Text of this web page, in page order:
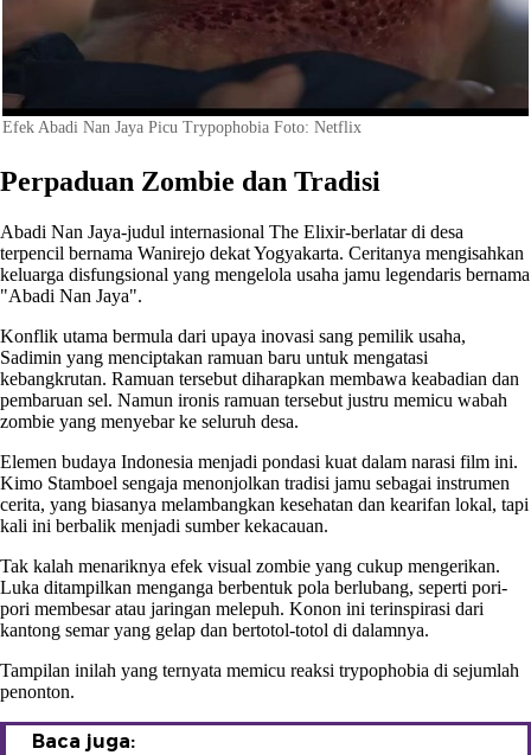
Efek Abadi Nan Jaya Picu Trypophobia Foto: Netflix
Perpaduan Zombie dan Tradisi
Abadi Nan Jaya-judul internasional The Elixir-berlatar di desa
terpencil bernama Wanirejo dekat Yogyakarta. Ceritanya mengisahkan
keluarga disfungsional yang mengelola usaha jamu legendaris bernama
"Abadi Nan Jaya".
Konflik utama bermula dari upaya inovasi sang pemilik usaha,
Sadimin yang menciptakan ramuan baru untuk mengatasi
kebangkrutan. Ramuan tersebut diharapkan membawa keabadian dan
pembaruan sel. Namun ironis ramuan tersebut justru memicu wabah
zombie yang menyebar ke seluruh desa.
Elemen budaya Indonesia menjadi pondasi kuat dalam narasi film ini.
Kimo Stamboel sengaja menonjolkan tradisi jamu sebagai instrumen
cerita, yang biasanya melambangkan kesehatan dan kearifan lokal, tapi
kali ini berbalik menjadi sumber kekacauan.
Tak kalah menariknya efek visual zombie yang cukup mengerikan.
Luka ditampilkan menganga berbentuk pola berlubang, seperti pori-
pori membesar atau jaringan melepuh. Konon ini terinspirasi dari
kantong semar yang gelap dan bertotol-totol di dalamnya.
Tampilan inilah yang ternyata memicu reaksi trypophobia di sejumlah
penonton.
Baca juga: